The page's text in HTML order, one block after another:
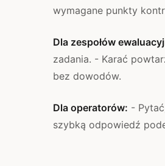
wymagane punkty
Dla zespołów
zadania. - Karać
bez dowodów.
Dla operatorów: -
szybką odpowiedź